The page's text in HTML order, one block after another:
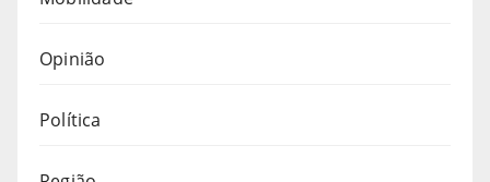
Opinião
Política